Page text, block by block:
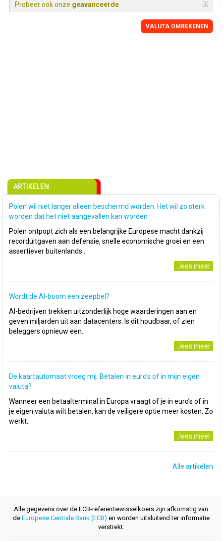
Probeer ook onze geavanceerde
VALUTA OMREKENEN
ARTIKELEN
Polen wil niet langer alleen beschermd worden. Het wil zo sterk
worden dat het niet aangevallen kan worden
Polen ontpopt zich als een belangrijke Europese macht dankzij
recorduitgaven aan defensie, snelle economische groei en een
assertiever buitenlands..
..lees meer
Wordt de AI-boom een zeepbel?
AI-bedrijven trekken uitzonderlijk hoge waarderingen aan en
geven miljarden uit aan datacenters. Is dit houdbaar, of zien
beleggers opnieuw een..
..lees meer
De kaartautomaat vroeg mij: Betalen in euro's of in mijn eigen
valuta?
Wanneer een betaalterminal in Europa vraagt of je in euro’s of in
je eigen valuta wilt betalen, kan de veiligere optie meer kosten. Zo
werkt..
..lees meer
Alle artikelen
Alle gegevens over de ECB-referentiewisselkoers zijn afkomstig van
de Europese Centrale Bank (ECB) en worden uitsluitend ter informatie
verstrekt.